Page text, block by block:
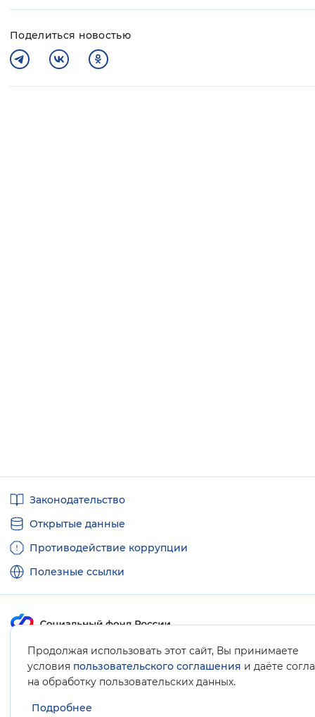
Поделиться новостью
Продолжая использовать этот сайт, Вы принимаете
условия пользовательского соглашения и даёте
на обработку пользовательских данных.
Подробнее
ссылкиЗаконодательство
Открытые данные
Противодействие коррупции
Полезные ссылки
Карта сайта